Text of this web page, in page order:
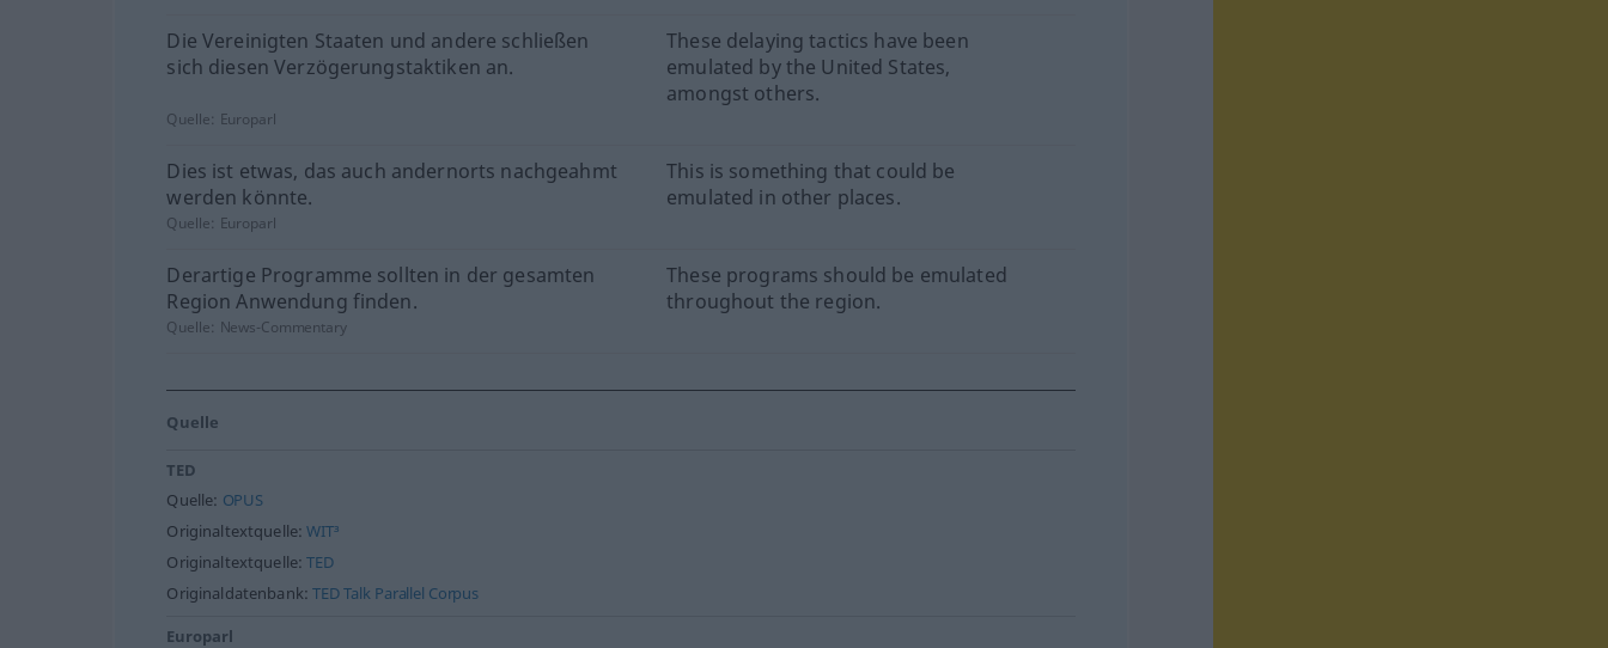
Die Vereinigten Staaten und andere schließen
sich diesen Verzögerungstaktiken an.
These delaying tactics have been
emulated by the United States,
amongst others.
Quelle: Europarl
Dies ist etwas, das auch andernorts nachgeahmt
werden könnte.
This is something that could be
emulated in other places.
Quelle: Europarl
Derartige Programme sollten in der gesamten
Region Anwendung finden.
These programs should be emulated
throughout the region.
Quelle: News-Commentary
Quelle
TED
Quelle: OPUS
Originaltextquelle:WIT³
Originaltextquelle:TED
Originaldatenbank:TED Talk Parallel Corpus
Europarl